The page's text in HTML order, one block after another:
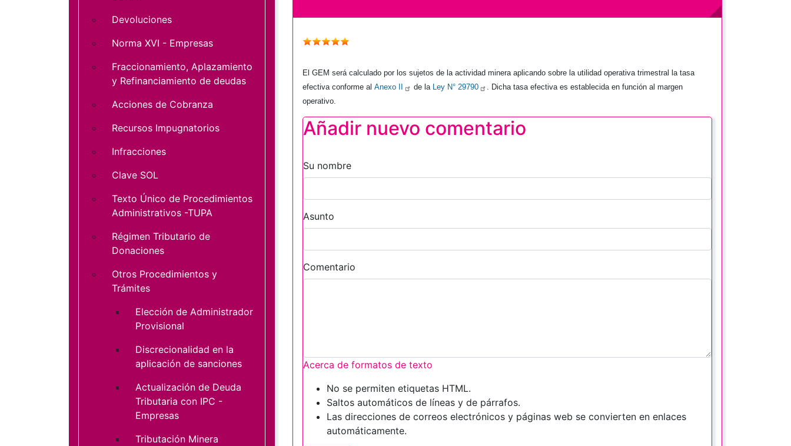
El GEM será calculado por los sujetos de la actividad minera aplicando sobre la utilidad operativa trimestral la tasa
efectiva conforme al Anexo II de la Ley N° 29790
. Dicha tasa efectiva es establecida en función al margen
operativo.
Añadir nuevo comentario
Su nombre
Asunto
Comentario
Acerca de formatos de texto
No se permiten etiquetas HTML.
Saltos automáticos de líneas y de párrafos.
Las direcciones de correos electrónicos y páginas web se convierten en enlaces
automáticamente.
Devoluciones
Norma XVI - Empresas
Fraccionamiento, Aplazamiento
y Refinanciamiento de deudas
Acciones de Cobranza
Recursos Impugnatorios
Infracciones
Clave SOL
Texto Único de Procedimientos
Administrativos -TUPA
Régimen Tributario de
Donaciones
Otros Procedimientos y
Trámites
Elección de Administrador
Provisional
Discrecionalidad en la
aplicación de sanciones
Actualización de Deuda
Tributaria con IPC -
Empresas
Tributación Minera